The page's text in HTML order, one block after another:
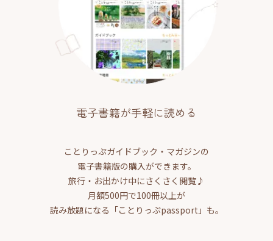
電子書籍が手軽に読める
ことりっぷガイドブック・マガジンの
電子書籍版の購入ができます。
旅行・お出かけ中にさくさく閲覧♪
月額500円で100冊以上が
読み放題になる「ことりっぷpassport」も。